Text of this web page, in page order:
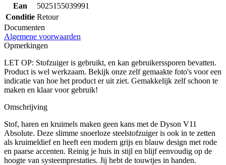
Ean
5025155039991
Conditie Retour
Documenten
Algemene voorwaarden
Opmerkingen
LET OP: Stofzuiger is gebruikt, en kan gebruikerssporen bevatten.
Product is wel werkzaam. Bekijk onze zelf gemaakte foto's voor een
indicatie van hoe het product er uit ziet. Gemakkelijk zelf schoon te
maken en klaar voor gebruik!
Omschrijving
Stof, haren en kruimels maken geen kans met de Dyson V11
Absolute. Deze slimme snoerloze steelstofzuiger is ook in te zetten
als kruimeldief en heeft een modern grijs en blauw design met rode
en paarse accenten. Reinig je huis in stijl en blijf eenvoudig op de
hoogte van systeemprestaties. Jij hebt de touwtjes in handen.